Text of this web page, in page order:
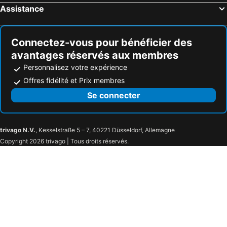
Assistance
Connectez-vous pour bénéficier des
avantages réservés aux membres
Personnalisez votre expérience
Offres fidélité et Prix membres
Se connecter
trivago N.V., Kesselstraße 5 – 7, 40221 Düsseldorf, Allemagne
Copyright 2026 trivago | Tous droits réservés.